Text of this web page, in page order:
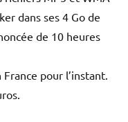
dans ses 4 Go de
de 10 heures
pour l’instant.